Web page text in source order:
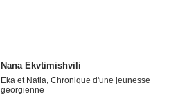
Nana Ekvtimishvili
Eka et Natia, Chronique d'une jeunesse
georgienne